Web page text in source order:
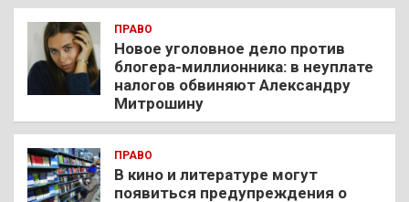
ПРАВО
Новое уголовное дело против
блогера-миллионника: в неуплате
налогов обвиняют Александру
Митрошину
ПРАВО
В кино и литературе могут
появиться предупреждения о